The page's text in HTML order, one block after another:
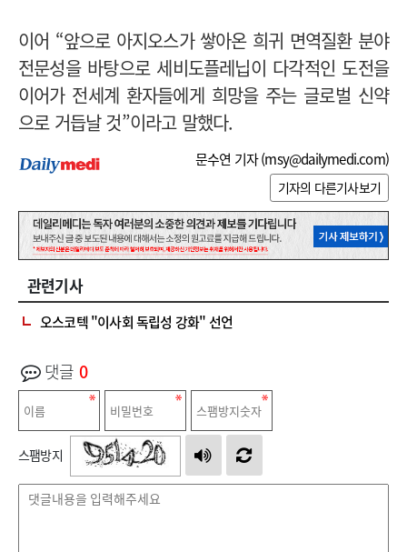
이어 “앞으로 아지오스가 쌓아온 희귀 면역질환 분야
전문성을 바탕으로 세비도플레닙이 다각적인 도전을
이어가 전세계 환자들에게 희망을 주는 글로벌 신약
으로 거듭날 것”이라고 말했다.
문수연 기자 (msy@dailymedi.com)
기자의 다른기사보기
관련기사
오스코텍 "이사회 독립성 강화" 선언
댓글 0
스팸방지